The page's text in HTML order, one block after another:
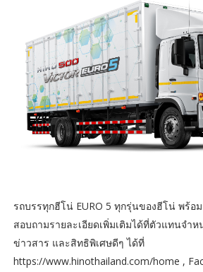
รถบรรทุกฮีโน่ EURO 5 ทุกรุ่นของฮีโน่ พร้อ
สอบถามรายละเอียดเพิ่มเติมได้ที่ตัวแทนจำ
ข่าวสาร และสิทธิพิเศษดีๆ ได้ที่
https://www.hinothailand.com/home ,